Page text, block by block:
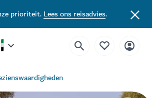
prioriteit.Lees ons reisadvies.